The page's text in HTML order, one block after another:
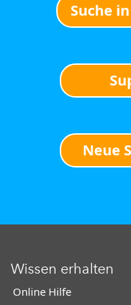
Suche
Neue
Wissen erhalten
Online Hilfe